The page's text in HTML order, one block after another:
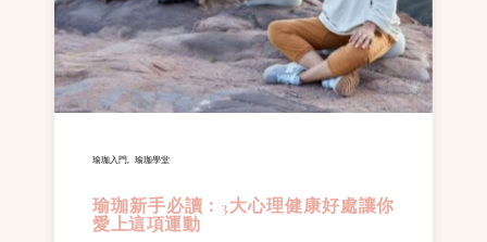
瑜珈入門 瑜珈學堂
瑜珈新手必讀：3大心理健康好處讓你
愛上這項運動